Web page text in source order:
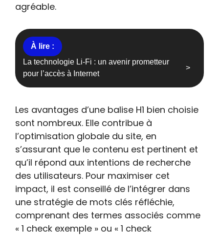
agréable.
La technologie Li-Fi : un avenir prometteur
pour l’accès à Internet
Les avantages d’une balise H1 bien choisie
sont nombreux. Elle contribue à
l’optimisation globale du site, en
s’assurant que le contenu est pertinent et
qu’il répond aux intentions de recherche
des utilisateurs. Pour maximiser cet
impact, il est conseillé de l’intégrer dans
une stratégie de mots clés réfléchie,
comprenant des termes associés comme
« 1 check exemple » ou « 1 check